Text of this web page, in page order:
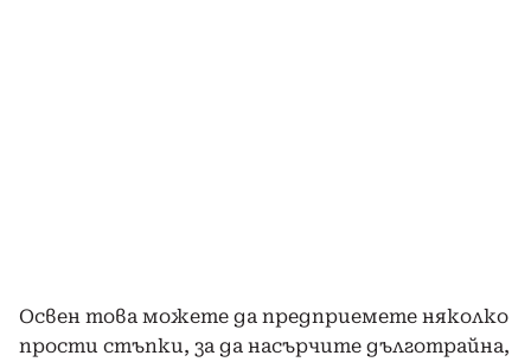
Освен това можете да предприемете няколко
прости стъпки, за да насърчите дълготрайна,